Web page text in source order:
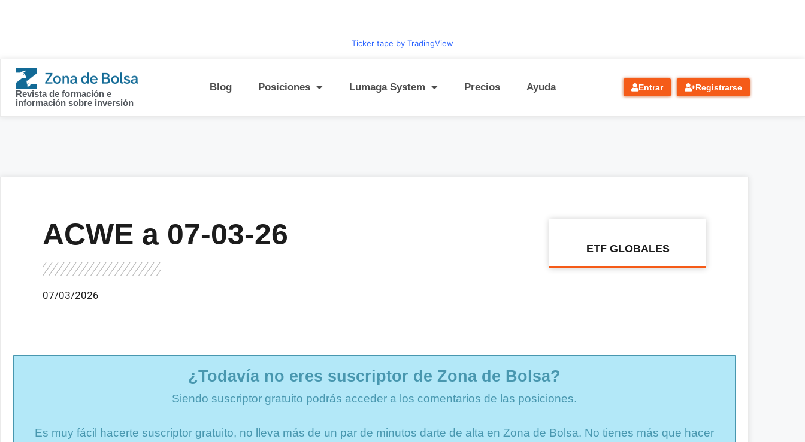
Ticker tape by TradingView
Revista de formación e
información sobre inversión
Blog Posiciones Lumaga System Precios Ayuda Entrar Registrarse
ACWE a 07-03-26
07/03/2026
ETF GLOBALES
¿Todavía no eres suscriptor de Zona de Bolsa?
Siendo suscriptor gratuito podrás acceder a los comentarios de las posiciones.
Es muy fácil hacerte suscriptor gratuito, no lleva más de un par de minutos darte de alta en Zona de Bolsa. No tienes más que hacer